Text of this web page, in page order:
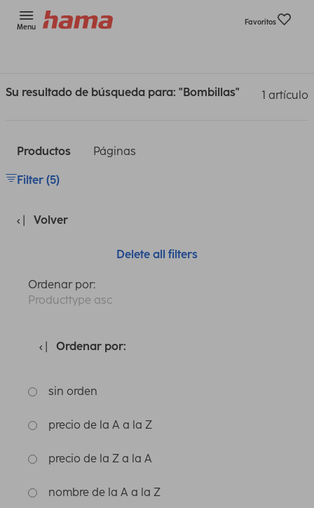
Menu
Favoritos
Su resultado de búsqueda para: "Bombillas" 1 artículo
Productos Páginas
Filter (5)
Volver
Delete all filters
Ordenar por:
Producttype asc
Ordenar por:
sin orden
precio de la A a la Z
precio de la Z a la A
nombre de la A a la Z